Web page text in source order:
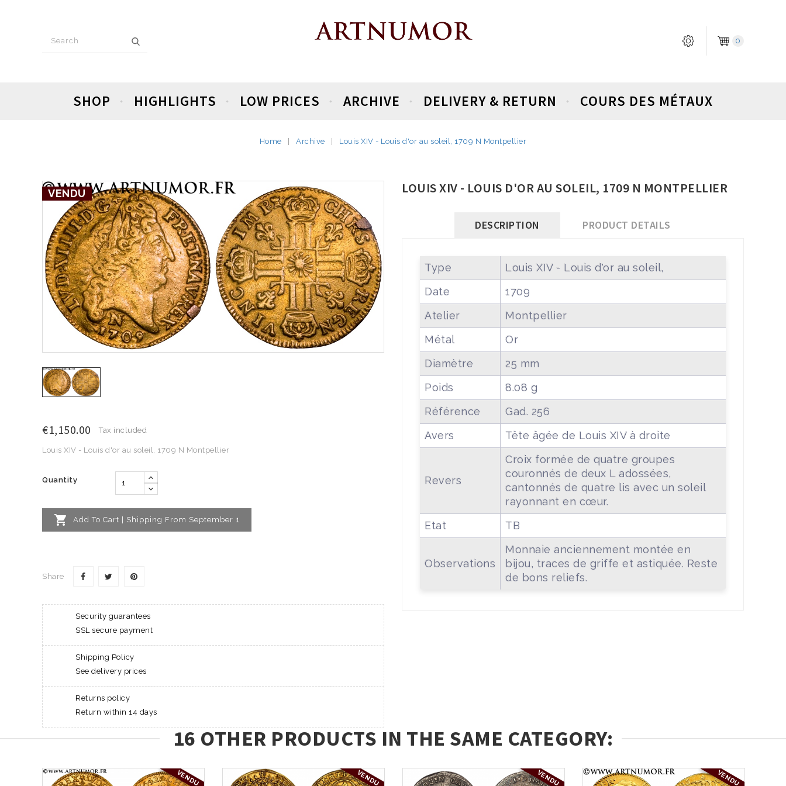
0
SHOP HIGHLIGHTS LOW PRICES ARCHIVE DELIVERY & RETURN COURS DES MÉTAUX
Home Archive Louis XIV - Louis d'or au soleil, 1709 N Montpellier
VENDU
€1,150.00 Tax included
Louis XIV - Louis d'or au soleil, 1709 N Montpellier
Quantity
 Add To Cart | Shipping From September 1
Share
Security guarantees
SSL secure payment
Shipping Policy
See delivery prices
Returns policy
Return within 14 days
LOUIS XIV - LOUIS D'OR AU SOLEIL, 1709 N MONTPELLIER
DESCRIPTION PRODUCT DETAILS
Type
Louis XIV - Louis d'or au soleil,
Date
1709
Atelier
Montpellier
Métal
Or
Diamètre
25 mm
Poids
8.08 g
Référence
Gad. 256
Avers
Tête âgée de Louis XIV à droite
Revers
Croix formée de quatre groupes
couronnés de deux L adossées,
cantonnés de quatre lis avec un soleil
rayonnant en cœur.
Etat
TB
Observations
Monnaie anciennement montée en
bijou, traces de griffe et astiquée. Reste
de bons reliefs.
16 OTHER PRODUCTS IN THE SAME CATEGORY:
VENDU VENDU VENDU VENDU